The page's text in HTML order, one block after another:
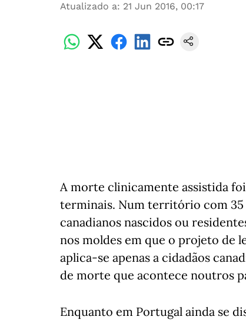
Atualizado a: 21 Jun 2016, 00:17
A morte clinicamente assistida foi
terminais. Num território com 35
canadianos nascidos ou
nos moldes em que o projeto de
aplica-se apenas a cidadãos
de morte que acontece noutros
Enquanto em Portugal ainda se